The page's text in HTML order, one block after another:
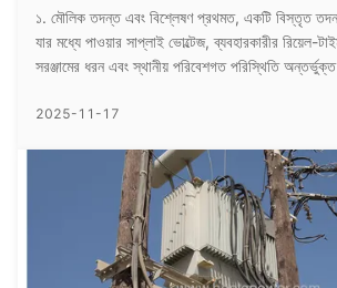
১. মৌলিক তদন্ত এবং বিশ্লেষণ প্রথমত, একটি বিস্তৃত
যার মধ্যে পাওয়ার সাপ্লাই ভোল্টেজ, ব্যবহারকারীর রিয়েল-
সরঞ্জামের ধরন এবং স্থানীয় পরিবেশগত পরিস্থিতি
2025-11-17